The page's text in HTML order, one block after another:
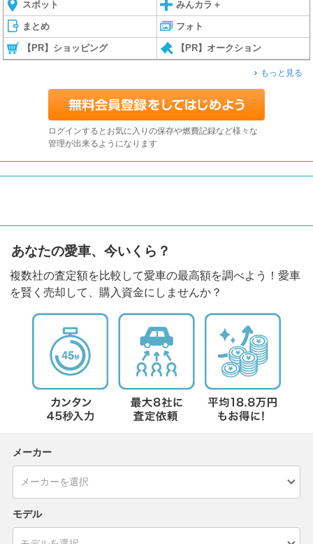
スポット みんカラ＋
まとめ フォト
【PR】ショッピング 【PR】オークション
もっと見る
ログインするとお気に入りの保存や燃費記録など様々な
管理が出来るようになります
あなたの愛車、今いくら？
複数社の査定額を比較して愛車の最高額を調べよう！愛車
を賢く売却して、購入資金にしませんか？
メーカー
モデル